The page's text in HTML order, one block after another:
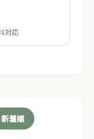
対応
新着順